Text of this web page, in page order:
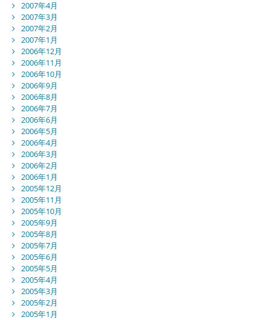
2007年4月
2007年3月
2007年2月
2007年1月
2006年12月
2006年11月
2006年10月
2006年9月
2006年8月
2006年7月
2006年6月
2006年5月
2006年4月
2006年3月
2006年2月
2006年1月
2005年12月
2005年11月
2005年10月
2005年9月
2005年8月
2005年7月
2005年6月
2005年5月
2005年4月
2005年3月
2005年2月
2005年1月